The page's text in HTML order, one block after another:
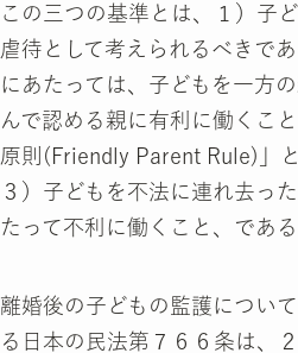
この三つの基準とは、１）子
虐待として考えられるべきで
にあたっては、子どもを一方
んで認める親に有利に働くこ
原則(Friendly Parent Rule)」
３）子どもを不法に連れ去っ
たって不利に働くこと、である
離婚後の子どもの監護につい
る日本の民法第７６６条は、